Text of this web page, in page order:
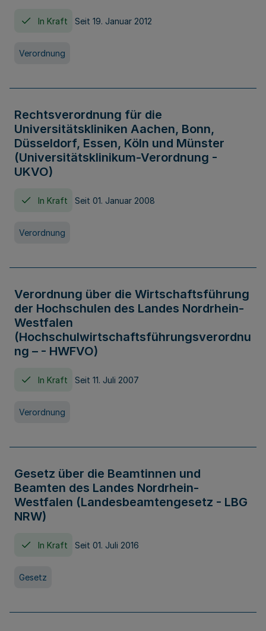
In Kraft Seit 19. Januar 2012
Verordnung
Rechtsverordnung für die
Universitätskliniken Aachen, Bonn,
Düsseldorf, Essen, Köln und Münster
(Universitätsklinikum-Verordnung -
UKVO)
In Kraft Seit 01. Januar 2008
Verordnung
Verordnung über die Wirtschaftsführung
der Hochschulen des Landes Nordrhein-
Westfalen
(Hochschulwirtschaftsführungsverordnu
ng – - HWFVO)
In Kraft Seit 11. Juli 2007
Verordnung
Gesetz über die Beamtinnen und
Beamten des Landes Nordrhein-
Westfalen (Landesbeamtengesetz - LBG
NRW)
In Kraft Seit 01. Juli 2016
Gesetz